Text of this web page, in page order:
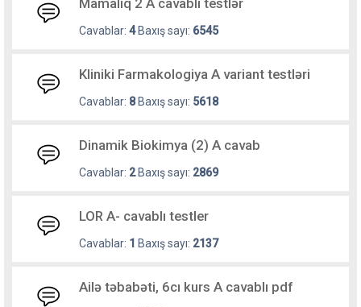
Mamalıq 2 A cavablı testlər
Cavablar: 4Baxış sayı: 6545
Kliniki Farmakologiya A variant testləri
Cavablar: 8Baxış sayı: 5618
Dinamik Biokimya (2) A cavab
Cavablar: 2Baxış sayı: 2869
LOR A- cavablı testler
Cavablar: 1 Baxış sayı: 2137
Ailə təbabəti, 6cı kurs A cavablı pdf